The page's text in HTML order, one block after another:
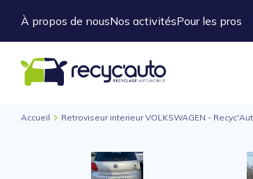
À propos de nousNos activitésPour les pros
Accueil Retroviseur interieur VOLKSWAGEN -